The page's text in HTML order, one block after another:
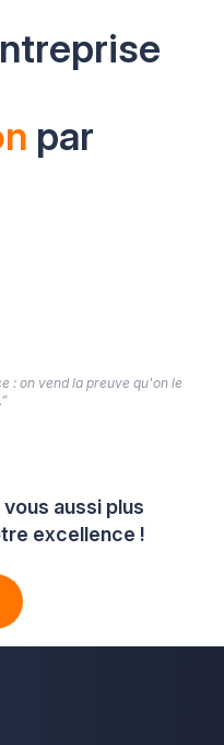
par
aussi plus
excellence !
: on vend la preuve qu'on le